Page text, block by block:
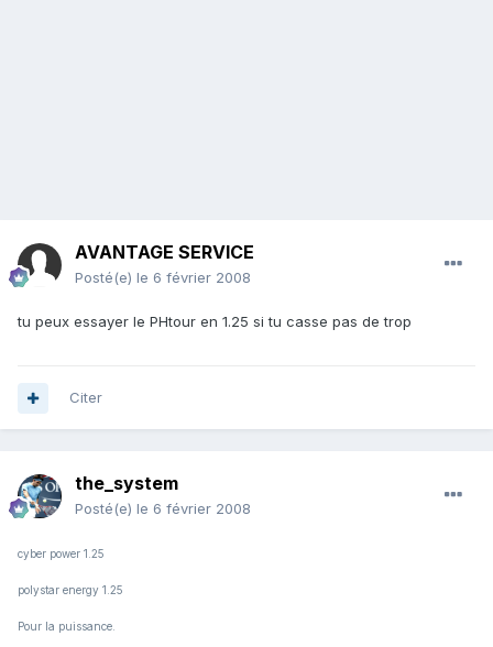
AVANTAGE SERVICE
Posté(e) le 6 février 2008
tu peux essayer le PHtour en 1.25 si tu casse pas de trop
Citer
the_system
Posté(e) le 6 février 2008
cyber power 1.25
polystar energy 1.25
Pour la puissance.